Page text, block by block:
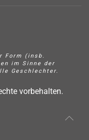
Form (insb.
im Sinne der
Geschlechter.
vorbehalten.